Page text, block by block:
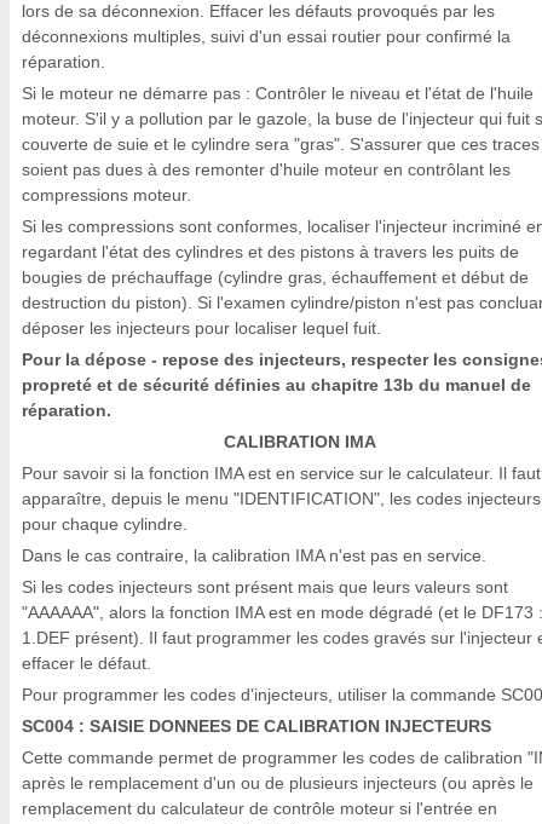
lors de sa déconnexion. Effacer les défauts provoqués par les
déconnexions multiples, suivi d'un essai routier pour confirmé la
réparation.
Si le moteur ne démarre pas : Contrôler le niveau et l'état de l'huile
moteur. S'il y a pollution par le gazole, la buse de l'injecteur qui fuit
couverte de suie et le cylindre sera "gras". S'assurer que ces
soient pas dues à des remonter d'huile moteur en contrôlant les
compressions moteur.
Si les compressions sont conformes, localiser l'injecteur incriminé
regardant l'état des cylindres et des pistons à travers les puits de
bougies de préchauffage (cylindre gras, échauffement et début de
destruction du piston). Si l'examen cylindre/piston n'est pas
déposer les injecteurs pour localiser lequel fuit.
Pour la dépose - repose des injecteurs, respecter les
propreté et de sécurité définies au chapitre 13b du manuel de
réparation.
CALIBRATION IMA
Pour savoir si la fonction IMA est en service sur le calculateur. Il
apparaître, depuis le menu "IDENTIFICATION", les codes injecteurs
pour chaque cylindre.
Dans le cas contraire, la calibration IMA n'est pas en service.
Si les codes injecteurs sont présent mais que leurs valeurs sont
"AAAAAA", alors la fonction IMA est en mode dégradé (et le DF173 :
1.DEF présent). Il faut programmer les codes gravés sur l'injecteur
effacer le défaut.
Pour programmer les codes d'injecteurs, utiliser la commande
SC004 : SAISIE DONNEES DE CALIBRATION INJECTEURS
Cette commande permet de programmer les codes de calibration
après le remplacement d'un ou de plusieurs injecteurs (ou après le
remplacement du calculateur de contrôle moteur si l'entrée en